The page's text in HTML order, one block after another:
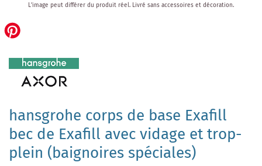
hansgrohe corps de base Exafill
bec de Exafill avec vidage et trop-
plein (baignoires spéciales)
the
beginning
the
images
gallery
L'image peut différer du produit réel. Livré sans accessoires et décoration.